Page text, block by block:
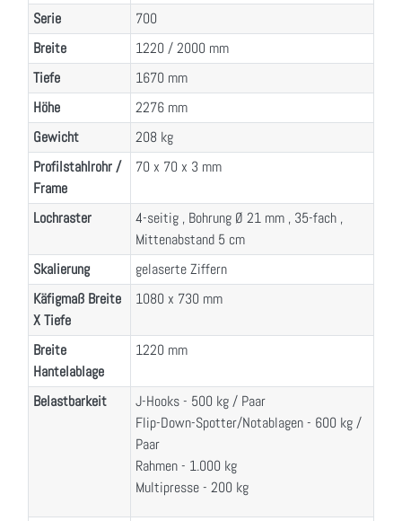
Serie
700
Breite
1220 / 2000 mm
Tiefe
1670 mm
Höhe
2276 mm
Gewicht
208 kg
Profilstahlrohr /
Frame
70 x 70 x 3 mm
Lochraster
4-seitig , Bohrung Ø 21 mm , 35-fach ,
Mittenabstand 5 cm
Skalierung
gelaserte Ziffern
Käfigmaß Breite
X Tiefe
1080 x 730 mm
Breite
Hantelablage
1220 mm
Belastbarkeit
J-Hooks - 500 kg / Paar
Flip-Down-Spotter/Notablagen - 600 kg /
Paar
Rahmen - 1.000 kg
Multipresse - 200 kg